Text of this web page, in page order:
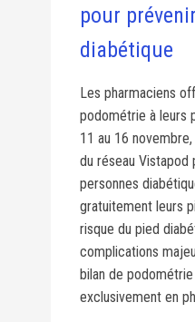
pour
diabétique
Les pharmaciens
podométrie à leurs
11 au 16
du réseau
personnes
gratuitement leurs
risque du pied
complications
bilan de
exclusivement en